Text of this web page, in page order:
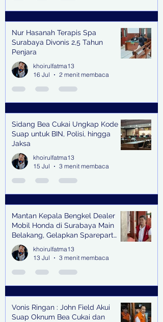
Nur Hasanah Terapis Spa
Surabaya Divonis 2,5 Tahun
Penjara
khoirulfatma13
16 Jul
2 menit membaca
Sidang Bea Cukai Ungkap Kode
Suap untuk BIN, Polisi, hingga
Jaksa
khoirulfatma13
15 Jul
3 menit membaca
Mantan Kepala Bengkel Dealer
Mobil Honda di Surabaya Main
Belakang, Gelapkan Sparepart
Senilai Rp 1,9 Miliar
khoirulfatma13
13 Jul
3 menit membaca
Vonis Ringan : John Field Akui
Suap Oknum Bea Cukai dan